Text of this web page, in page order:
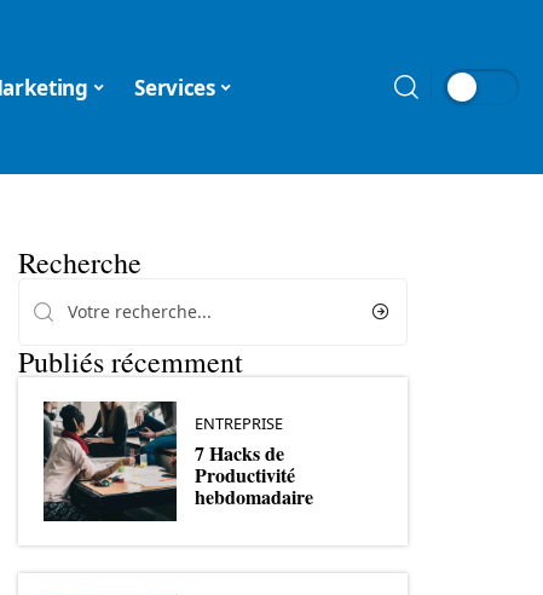
Services
Recherche
Publiés récemment
ENTREPRISE
7 Hacks de
Productivité
hebdomadaire